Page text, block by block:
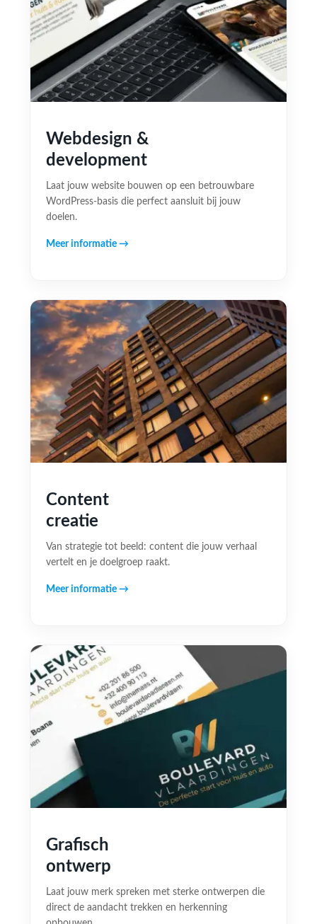
Webdesign &
development
Laat jouw website bouwen op een betrouwbare
WordPress-basis die perfect aansluit bij jouw
doelen.
Meer informatie →
Content
creatie
Van strategie tot beeld: content die jouw verhaal
vertelt en je doelgroep raakt.
Meer informatie →
Grafisch
ontwerp
Laat jouw merk spreken met sterke ontwerpen die
direct de aandacht trekken en herkenning